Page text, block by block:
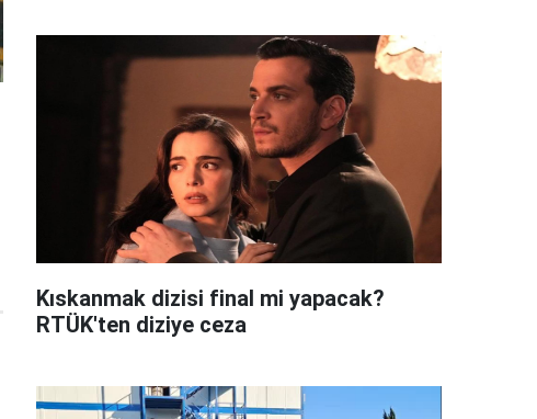
Kıskanmak dizisi final mi yapacak?
RTÜK'ten diziye ceza